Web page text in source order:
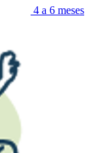
4 a 6 meses